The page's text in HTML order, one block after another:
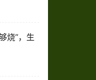
烧”，生